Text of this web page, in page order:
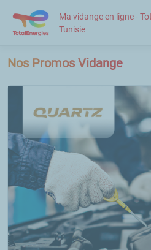
Ma vidange en ligne -
Tunisie
Nos Promos Vidange